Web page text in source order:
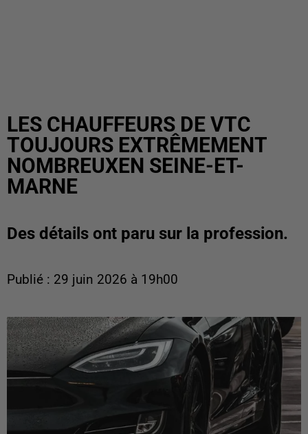
LES CHAUFFEURS DE VTC
TOUJOURS EXTRÊMEMENT
NOMBREUXEN SEINE-ET-
MARNE
Des détails ont paru sur la profession.
Publié : 29 juin 2026 à 19h00